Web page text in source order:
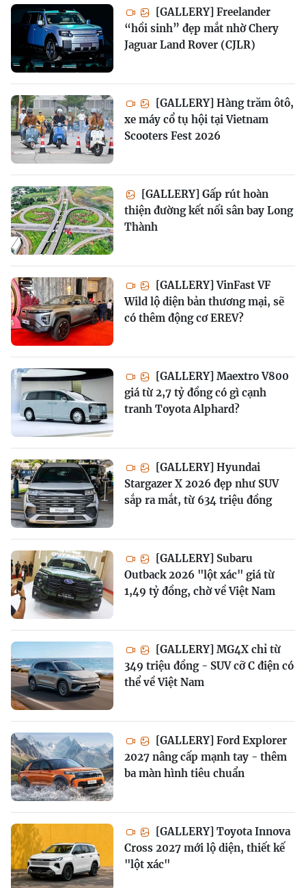
[GALLERY] Freelander
“hồi sinh” đẹp mắt nhờ Chery
Jaguar Land Rover (CJLR)
[GALLERY] Hàng trăm ôtô,
xe máy cổ tụ hội tại Vietnam
Scooters Fest 2026
[GALLERY] Gấp rút hoàn
thiện đường kết nối sân bay Long
Thành
[GALLERY] VinFast VF
Wild lộ diện bản thương mại, sẽ
có thêm động cơ EREV?
[GALLERY] Maextro V800
giá từ 2,7 tỷ đồng có gì cạnh
tranh Toyota Alphard?
[GALLERY] Hyundai
Stargazer X 2026 đẹp như SUV
sắp ra mắt, từ 634 triệu đồng
[GALLERY] Subaru
Outback 2026 "lột xác" giá từ
1,49 tỷ đồng, chờ về Việt Nam
[GALLERY] MG4X chỉ từ
349 triệu đồng - SUV cỡ C điện có
thể về Việt Nam
[GALLERY] Ford Explorer
2027 nâng cấp mạnh tay - thêm
ba màn hình tiêu chuẩn
[GALLERY] Toyota Innova
Cross 2027 mới lộ diện, thiết kế
"lột xác"